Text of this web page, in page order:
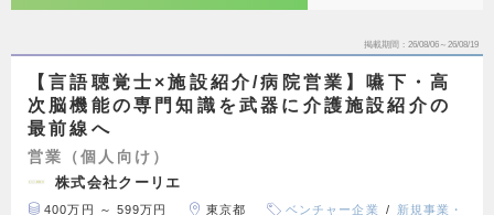
掲載期間 26/08/06～26/08/19
【言語聴覚士×施設紹介/病院営業】嚥下・高
次脳機能の専門知識を武器に介護施設紹介の
最前線へ
営業（個人向け）
株式会社クーリエ
400万円 ～ 599万円 東京都 ベンチャー企業
新規事業・